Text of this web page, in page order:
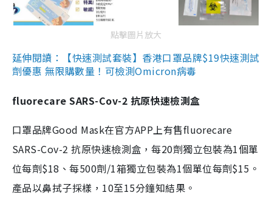
點擊圖片放大
延伸閱讀：【快速測試套裝】香港口罩品牌$19快速測試
劑優惠 無限購數量！可檢測Omicron病毒
fluorecare SARS-Cov-2 抗原快速檢測盒
口罩品牌Good Mask在官方APP上有售fluorecare
SARS-Cov-2 抗原快速檢測盒，每20劑獨立包裝為1個單
位每劑$18、每500劑/1箱獨立包裝為1個單位每劑$15。
產品以鼻拭子採樣，10至15分鐘知結果。